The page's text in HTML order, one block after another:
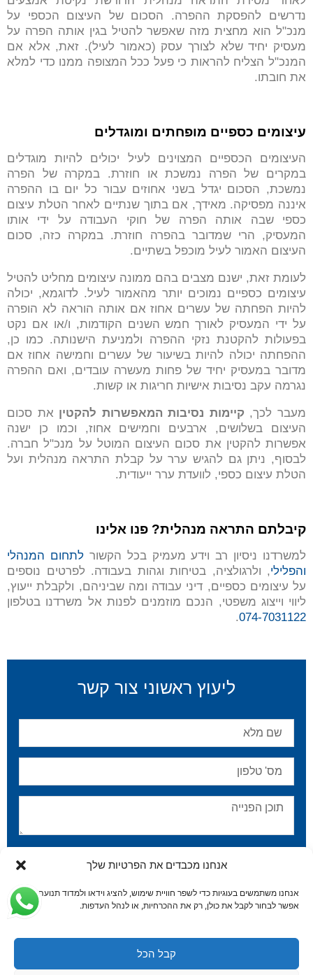
אנחנו מכבדים את הפרטיות שלך
אנחנו משתמשים בעוגיות כדי לשפר חוויית שימוש, להציג וידאו ולמדוד תנועה.
אפשר לבחור לקבל את כולן, רק את ההכרחיות, או לנהל העדפות.
קבל הכל
נדרשים להפסקת ההפרה. הסכום של העיצום הכספי על
מנכ"ל הוא מחצית מזה שאפשר להטיל בגין אותה הפרה על
מעסיק יחיד שלא לצורך עסק (כאמור לעיל). זאת, אלא אם
המנכ"ל הצליח להראות כי פעל ככל המצופה ממנו כדי למלא
את חובתו.
עיצומים כספיים מופחתים ומוגדלים
העיצומים הכספיים המצוינים לעיל יכולים להיות מוגדלים
במקרים של הפרה נמשכת או חוזרת. במקרה של הפרה
נמשכת, הסכום יגדל בשני אחוזים עבור כל יום בו ההפרה
איננה מפסיקה. מאידך, אם בתוך שנתיים לאחר הטלת עיצום
כספי שבה אותה הפרה של חוקי העבודה על ידי אותו
המעסיק, הרי שמדובר בהפרה חוזרת. במקרה כזה, סכום
העיצום האמור לעיל מוכפל בשתיים.
לעומת זאת, ישנם מצבים בהם ממונה עיצומים מחליט להטיל
עיצומים כספיים נמוכים יותר מהאמור לעיל. לדוגמא, יכולה
להיות הפחתה של עשרים אחוז אם אותה הוראה לא הופרה
על ידי המעסיק לאורך חמש השנים הקודמות, ו/או אם נקט
בפעולות להקטנת נזקי ההפרה ולמניעת הישנותה. כמו כן,
ההפחתה יכולה להיות בשיעור של עשרים וחמישה אחוז אם
מדובר במעסיק יחיד של פחות מעשרה עובדים, ואם ההפרה
נגרמה עקב נסיבות אישיות חריגות או קשות.
מעבר לכך, קיימות נסיבות המאפשרות להקטין את סכום
העיצום בשלושים, ארבעים וחמישים אחוז, וכמו כן ישנה
אפשרות להקטין את סכום העיצום המוטל על מנכ"ל חברה.
לבסוף, ניתן גם להגיש ערר על קבלת התראה מנהלית ועל
הטלת עיצום כספי, לוועדת ערר ייעודית.
קיבלתם התראה מנהלית? פנו אלינו
למשרדנו ניסיון רב וידע מעמיק בכל הקשורלתחום המנהלי
והפלילי, ולרגולציה, בטיחות וגהות בעבודה. לפרטים נוספים
על עיצומים כספיים, דיני עבודה ומה שביניהם, ולקבלת ייעוץ,
ליווי וייצוג משפטי, הנכם מוזמנים לפנות אל משרדנו בטלפון
074-7031122
.
ליעוץ ראשוני צור קשר
שלח